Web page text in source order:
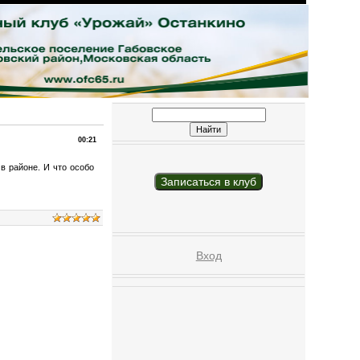
00:21
районе. И что особо
Записаться в клуб
Вход